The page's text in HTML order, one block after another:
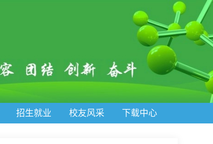
招生就业 校友风采 下载中心